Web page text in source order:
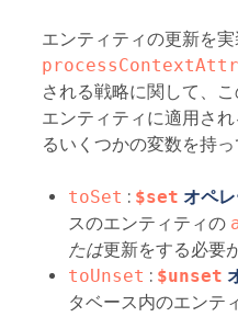
エンティティの更新を
される戦略に関して、
エンティティに適用さ
るいくつかの変数を持
toSet : $set オペ
スのエンティティの
たは更新をする必要
toUnset : $unset
タベース内のエンテ